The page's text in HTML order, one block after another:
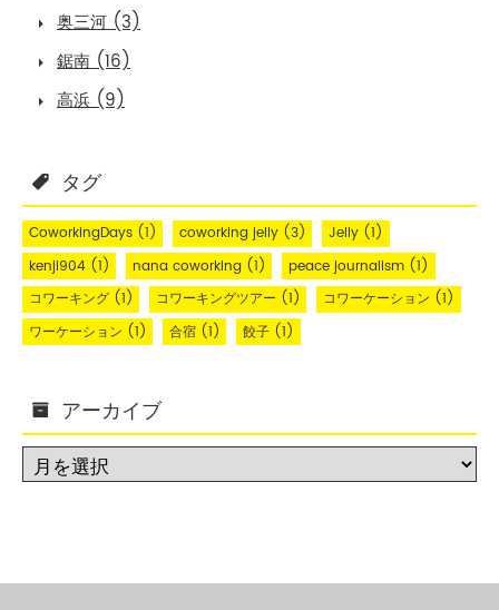
奥三河 (3)
鋸南 (16)
高浜 (9)
タグ
CoworkingDays(1) coworking jelly(3) Jelly(1)
kenji904(1) nana coworking(1) peace journalism(1)
コワーキング(1) コワーキングツアー (1) コワーケーション (1)
ワーケーション (1) 合宿(1) 餃子(1)
アーカイブ